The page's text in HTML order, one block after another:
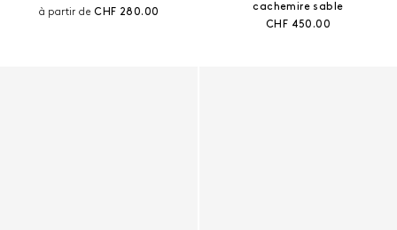
à partir dePrix courant :
CHF 280.00
cachemire sable
Prix courant :
CHF 450.00